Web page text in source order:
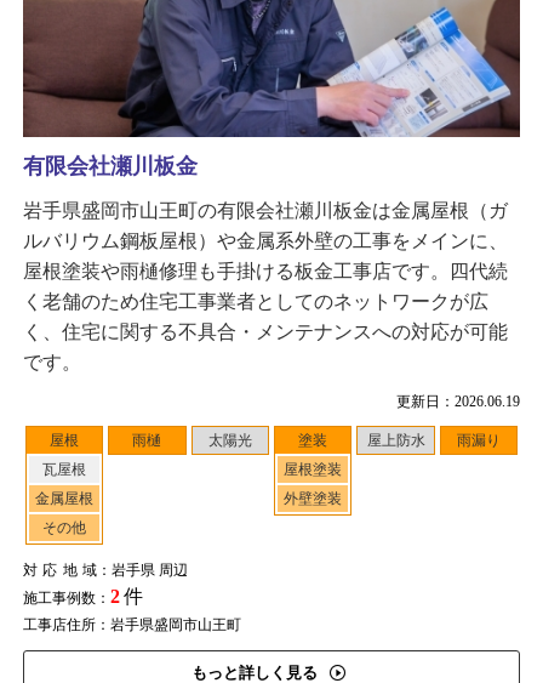
更新日：2026.06.19
屋根
瓦屋根
金属屋根
その他
雨樋 太陽光
塗装
屋根塗装
外壁塗装
屋上防水 雨漏り
対応地域：岩手県 周辺
施工事例数： 2件
工事店住所：岩手県盛岡市山王町
もっと詳しく見る
有限会社瀬川板金
岩手県盛岡市山王町の有限会社瀬川板金は金属屋根（ガ
ルバリウム鋼板屋根）や金属系外壁の工事をメインに、
屋根塗装や雨樋修理も手掛ける板金工事店です。四代続
く老舗のため住宅工事業者としてのネットワークが広
く、住宅に関する不具合・メンテナンスへの対応が可能
です。